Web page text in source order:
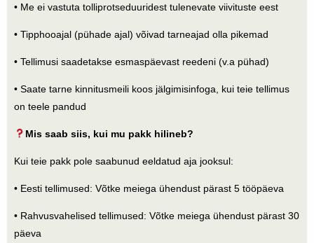
• Me ei vastuta tolliprotseduuridest tulenevate viivituste eest
• Tipphooajal (pühade ajal) võivad tarneajad olla pikemad
• Tellimusi saadetakse esmaspäevast reedeni (v.a pühad)
• Saate tarne kinnitusmeili koos jälgimisinfoga, kui teie tellimus
on teele pandud
Mis saab siis, kui mu pakk hilineb?
Kui teie pakk pole saabunud eeldatud aja jooksul:
• Eesti tellimused: Võtke meiega ühendust pärast 5 tööpäeva
• Rahvusvahelised tellimused: Võtke meiega ühendust pärast 30
päeva